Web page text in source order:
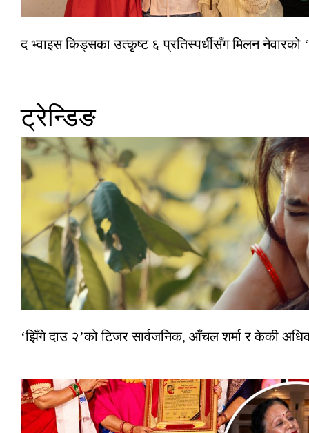
द भ्वाइस किड्सका उत्कृष्ट ६ प्रतिस्पर्धीसँग मिलन नेवारको
ट्रेन्डिङ
‘झिँगे दाउ २’को टिजर सार्वजनिक, आँचल शर्मा र केकी